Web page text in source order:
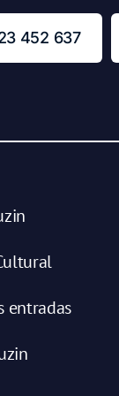
452 637
entradas